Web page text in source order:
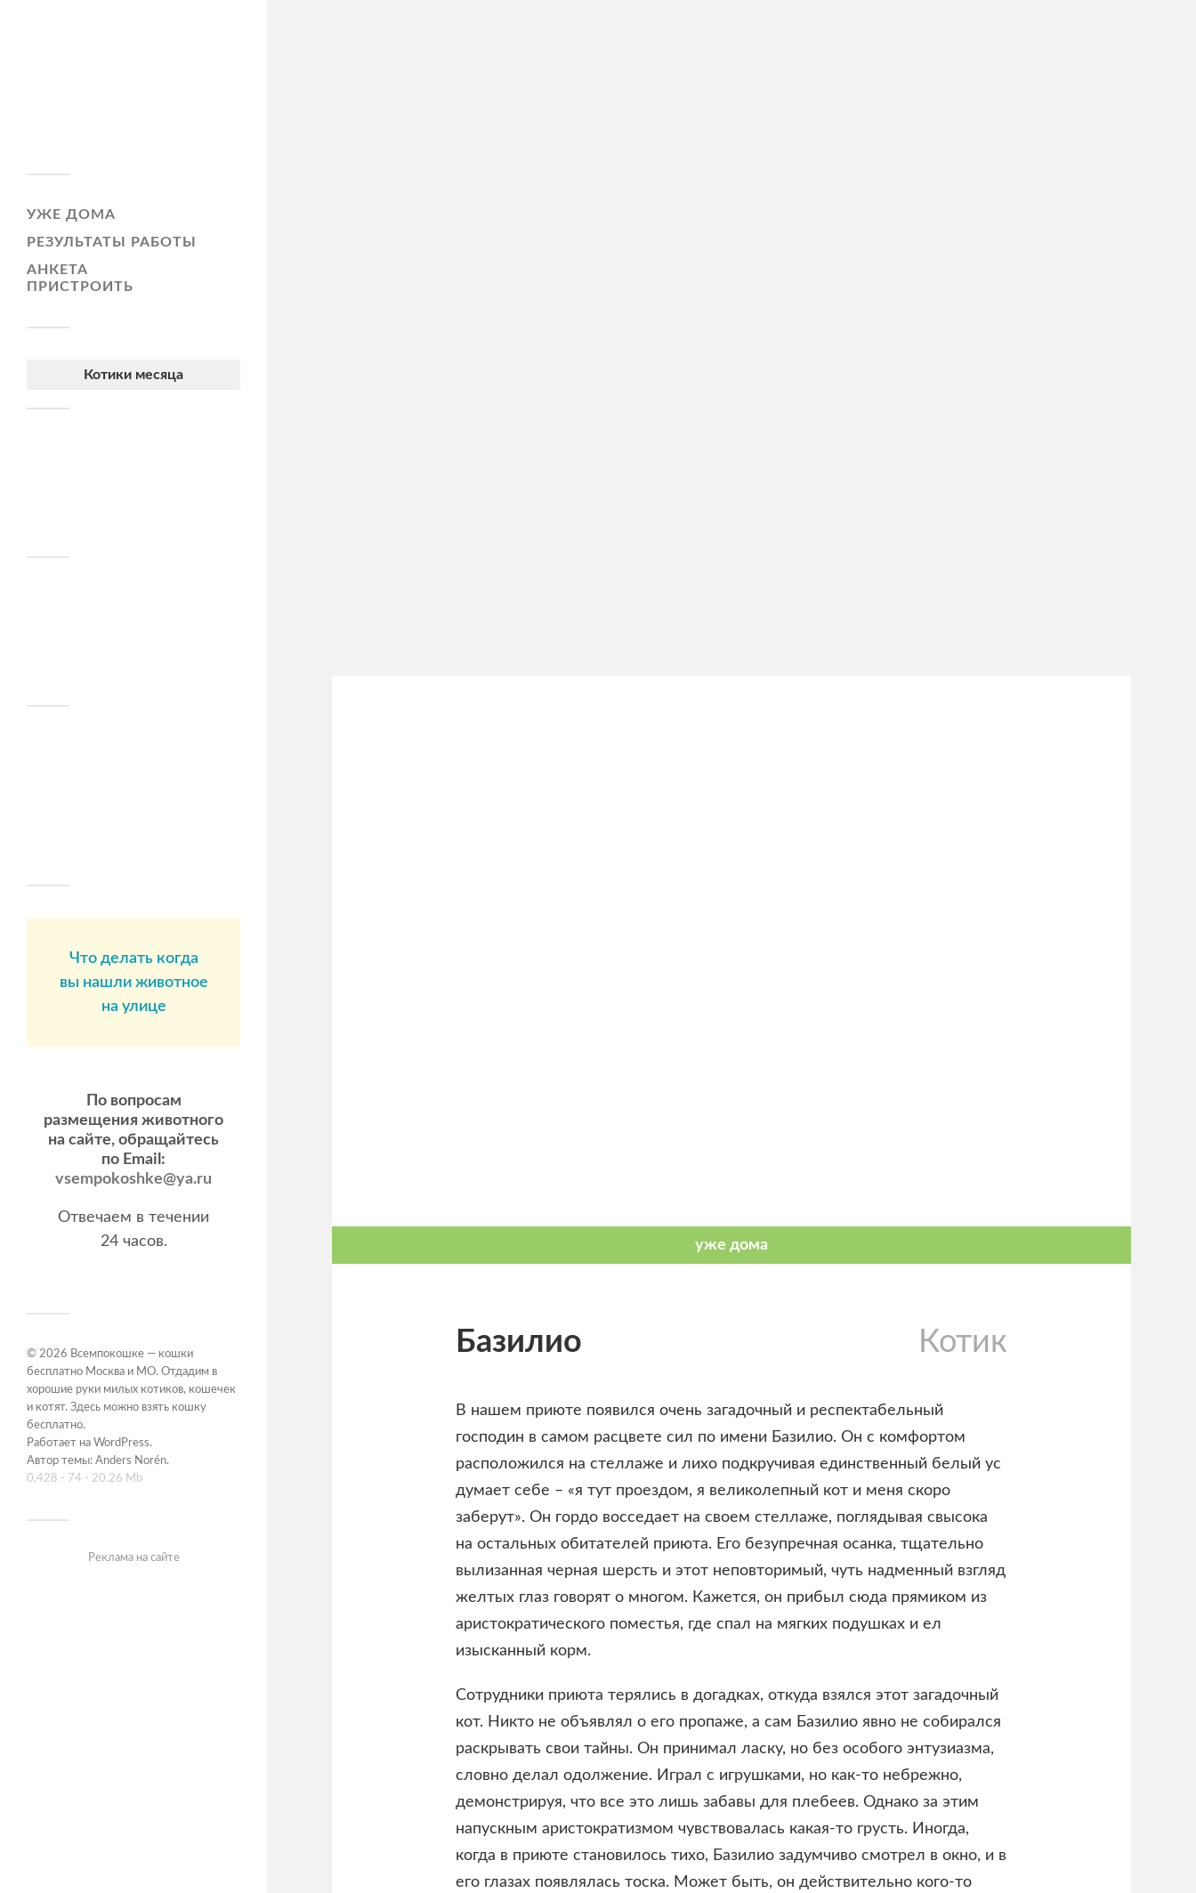
УЖЕ ДОМА
РЕЗУЛЬТАТЫ РАБОТЫ
АНКЕТА
ПРИСТРОИТЬ
Котики месяца
Что делать когда
вы нашли животное
на улице
По вопросам
размещения животного
на сайте, обращайтесь
по Email:
vsempokoshke@ya.ru
Отвечаем в течении
24 часов.
© 2026 Всемпокошке — кошки
бесплатно Москва и МО. Отдадим в
хорошие руки милых котиков, кошечек
и котят. Здесь можно взять кошку
бесплатно.
Работает на WordPress.
Автор темы: Anders Norén.
0,428 - 74 - 20.26 Mb
Реклама на сайте
Котик
Базилио
В нашем приюте появился очень загадочный и респектабельный
господин в самом расцвете сил по имени Базилио. Он с комфортом
расположился на стеллаже и лихо подкручивая единственный белый ус
думает себе – «я тут проездом, я великолепный кот и меня скоро
заберут». Он гордо восседает на своем стеллаже, поглядывая свысока
на остальных обитателей приюта. Его безупречная осанка, тщательно
вылизанная черная шерсть и этот неповторимый, чуть надменный взгляд
желтых глаз говорят о многом. Кажется, он прибыл сюда прямиком из
аристократического поместья, где спал на мягких подушках и ел
изысканный корм.
Сотрудники приюта терялись в догадках, откуда взялся этот загадочный
кот. Никто не объявлял о его пропаже, а сам Базилио явно не собирался
раскрывать свои тайны. Он принимал ласку, но без особого энтузиазма,
словно делал одолжение. Играл с игрушками, но как-то небрежно,
демонстрируя, что все это лишь забавы для плебеев. Однако за этим
напускным аристократизмом чувствовалась какая-то грусть. Иногда,
когда в приюте становилось тихо, Базилио задумчиво смотрел в окно, и в
его глазах появлялась тоска. Может быть, он действительно кого-то